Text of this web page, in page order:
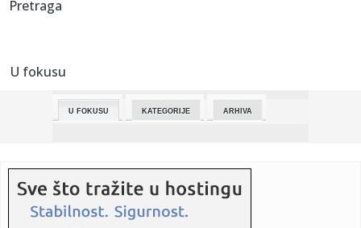
uživo izneo...
13:13:
13:04:
UKP na Filozofskom: Zahuktava se istraga o smrti
13:02:VIDEO: 2026 Nissan Kicks
Pretraga
U fokusu
U FOKUSU KATEGORIJE ARHIVA